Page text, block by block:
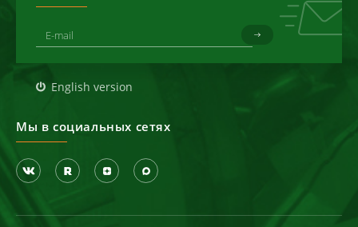
English version
Мы в социальных сетях